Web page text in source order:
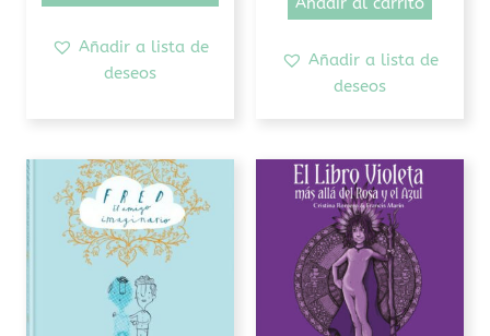
producto
Añadir a lista de
deseos
Añadir al carrito
Añadir a lista de
deseos